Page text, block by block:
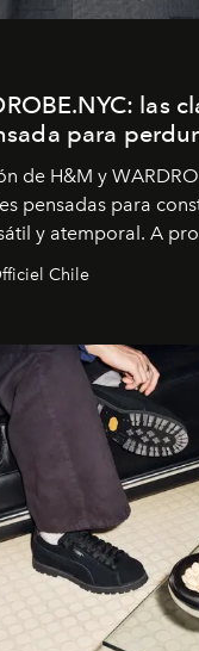
las
para
de H&M y
pensadas para
y atemporal. A
de la firma
y jefa de diseño
de la propuesta.
Chile